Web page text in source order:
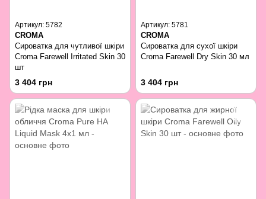
Артикул: 5782
CROMA
Сироватка для чутливої шкіри
Croma Farewell Irritated Skin 30
шт
3 404 грн
Артикул: 5781
CROMA
Сироватка для сухої шкіри
Croma Farewell Dry Skin 30 мл
3 404 грн